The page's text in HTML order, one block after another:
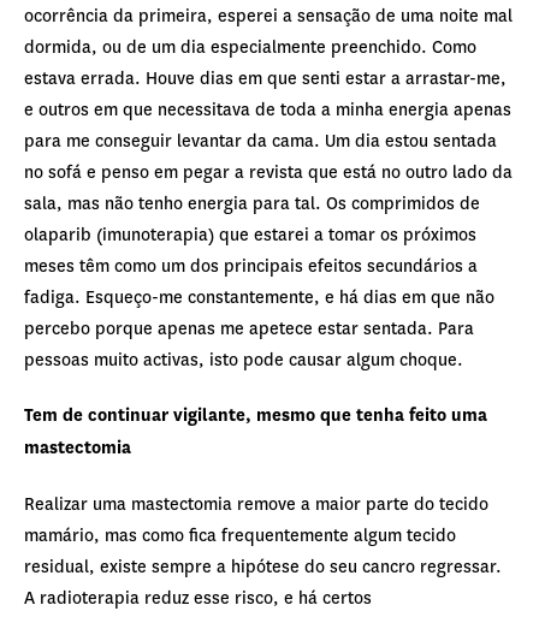
ocorrência da primeira, esperei a sensação de uma noite mal
dormida, ou de um dia especialmente preenchido. Como
estava errada. Houve dias em que senti estar a arrastar-me,
e outros em que necessitava de toda a minha energia apenas
para me conseguir levantar da cama. Um dia estou sentada
no sofá e penso em pegar a revista que está no outro lado da
sala, mas não tenho energia para tal. Os comprimidos de
olaparib (imunoterapia) que estarei a tomar os próximos
meses têm como um dos principais efeitos secundários a
fadiga. Esqueço-me constantemente, e há dias em que não
percebo porque apenas me apetece estar sentada. Para
pessoas muito activas, isto pode causar algum choque.
Tem de continuar vigilante, mesmo que tenha feito uma
mastectomia
Realizar uma mastectomia remove a maior parte do tecido
mamário, mas como fica frequentemente algum tecido
residual, existe sempre a hipótese do seu cancro regressar.
A radioterapia reduz esse risco, e há certos